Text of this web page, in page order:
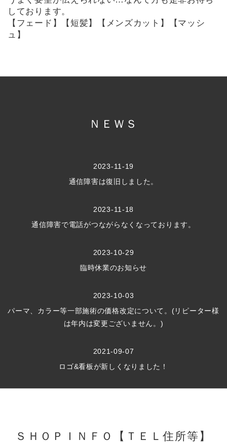
しております。
【フェード】【短髪】【メンズカット】【マッシ
ュ】
ＮＥＷＳ
2023-11-19
通信障害は復旧しました。
2023-11-18
通信障害で電話がつながらなくなっております。
2023-10-29
臨時休業のお知らせ
2023-10-03
パーマ、カラー等一部施術の価格改定について。(リピーター様
は年内は変更ございません。)
2021-09-07
ロゴ&看板が新しくなりました！
ＳＨＯＰＩＮＦＯ【ＴＥＬ住所等】